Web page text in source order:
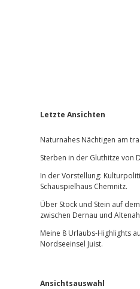
Sidebar
Letzte Ansichten
Naturnahes Nächtigen am
Sterben in der Gluthitze von
In der Vorstellung:
Schauspielhaus Chemnitz.
Über Stock und Stein auf
zwischen Dernau und
Meine 8 Urlaubs-Highlights
Nordseeinsel Juist.
Ansichtsauswahl